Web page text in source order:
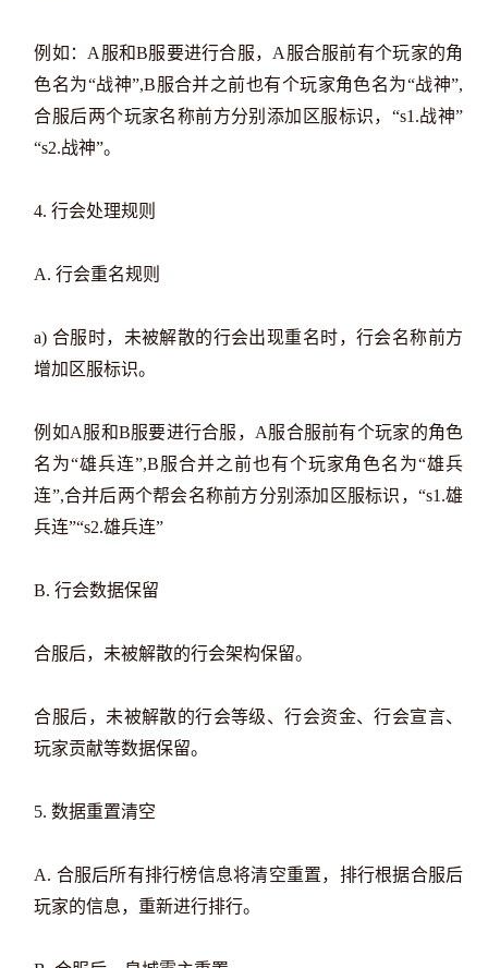
例如：A服和B服要进行合服，A服合服前有个玩家的角
色名为“战神”,B服合并之前也有个玩家角色名为“战神”,
合服后两个玩家名称前方分别添加区服标识，“s1.战神”
“s2.战神”。
4. 行会处理规则
A. 行会重名规则
a) 合服时，未被解散的行会出现重名时，行会名称前方
增加区服标识。
例如A服和B服要进行合服，A服合服前有个玩家的角色
名为“雄兵连”,B服合并之前也有个玩家角色名为“雄兵
连”,合并后两个帮会名称前方分别添加区服标识，“s1.雄
兵连”“s2.雄兵连”
B. 行会数据保留
合服后，未被解散的行会架构保留。
合服后，未被解散的行会等级、行会资金、行会宣言、
玩家贡献等数据保留。
5. 数据重置清空
A. 合服后所有排行榜信息将清空重置，排行根据合服后
玩家的信息，重新进行排行。